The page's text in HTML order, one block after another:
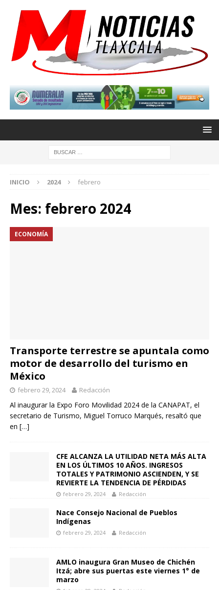
INICIO 2024 febrero
Mes: febrero 2024
ECONOMÍA
Transporte terrestre se apuntala como
motor de desarrollo del turismo en
México
febrero 29, 2024 Redacción
Al inaugurar la Expo Foro Movilidad 2024 de la CANAPAT, el
secretario de Turismo, Miguel Torruco Marqués, resaltó que
en […]
CFE ALCANZA LA UTILIDAD NETA MÁS ALTA
EN LOS ÚLTIMOS 10 AÑOS. INGRESOS
TOTALES Y PATRIMONIO ASCIENDEN, Y SE
REVIERTE LA TENDENCIA DE PÉRDIDAS
febrero 29, 2024 Redacción
Nace Consejo Nacional de Pueblos
Indígenas
febrero 29, 2024 Redacción
AMLO inaugura Gran Museo de Chichén
Itzá; abre sus puertas este viernes 1° de
marzo